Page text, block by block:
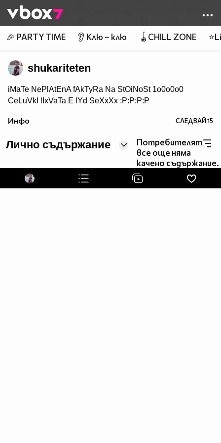
👾
🎉 PARTY TIME 👂 Клю – клю 🪀CHILL ZONE
shukariteten
iMaTe NePlAtEnA fAkTyRa Na StOiNoSt 1o0o0o0
CeLuVkI lIxVaTa E lYd SeXxXx :P:P:P:P
Инфо СЛЕДВАЙ15
Лично съдържание
Потребителят
все още няма
качено съдържание.